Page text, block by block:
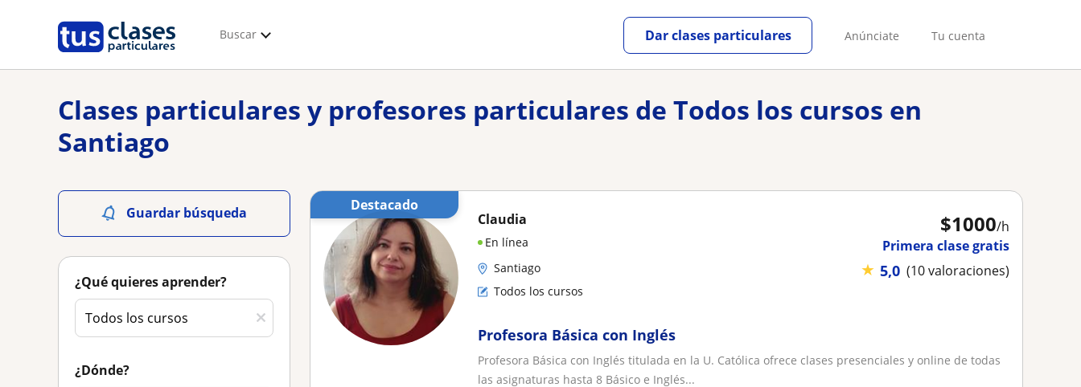
Buscar Anúnciate Tu cuenta
Dar clases particulares
Clases particulares y profesores particulares de Todos los cursos en
Santiago
Guardar búsqueda
¿Qué quieres aprender?
¿Dónde?
Destacado
$1000/h
Primera clase gratis
★ 5,0 (10 valoraciones)
Claudia
En línea
Santiago
Todos los cursos
Profesora Básica con Inglés
Profesora Básica con Inglés titulada en la U. Católica ofrece clases presenciales y online de todas
las asignaturas hasta 8 Básico e Inglés...